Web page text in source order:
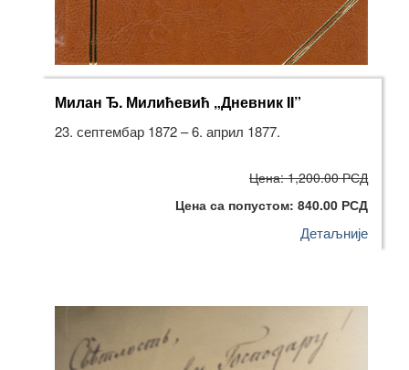
Милан Ђ. Милићевић „Дневник II”
23. септембар 1872 – 6. април 1877.
Цена: 1,200.00 РСД
Цена са попустом: 840.00 РСД
Детаљније